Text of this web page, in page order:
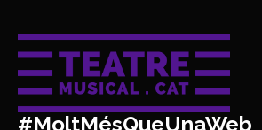
#MoltMésQueUnaWeb